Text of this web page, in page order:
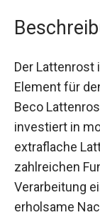
Der
Element für
Beco
investiert in
extraflache
zahlreichen
Verarbeitung
erholsame